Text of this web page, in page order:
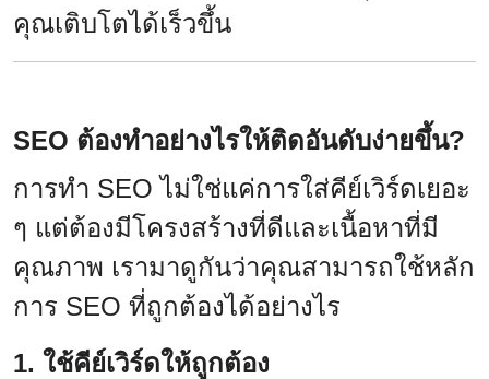
คุณเติบโตได้เร็วขึ้น
SEO ต้องทำอย่างไรให้ติดอันดับง่ายขึ้น?
การทำ SEO ไม่ใช่แค่การใส่คีย์เวิร์ดเยอะ
ๆ แต่ต้องมีโครงสร้างที่ดีและเนื้อหาที่มี
คุณภาพ เรามาดูกันว่าคุณสามารถใช้หลัก
การ SEO ที่ถูกต้องได้อย่างไร
1. ใช้คีย์เวิร์ดให้ถูกต้อง